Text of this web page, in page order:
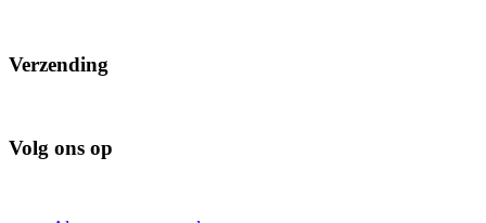
Verzending
Volg ons op